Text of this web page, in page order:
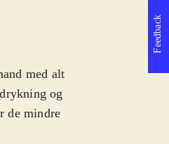
med alt
og
de mindre
Feedback